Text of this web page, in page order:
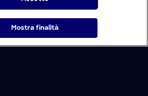
Mostra finalità